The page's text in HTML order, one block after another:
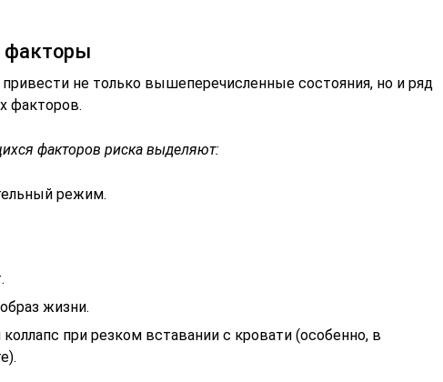
факторы
не только вышеперечисленные состояния, но и ряд
факторов.
факторов риска выделяют:
режим.
жизни.
при резком вставании с кровати (особенно, в